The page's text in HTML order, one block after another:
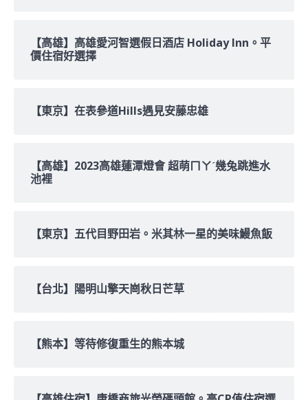
【高雄】高雄愛河智選假日酒店 Holiday Inn。平
價住宿好選擇
【東京】在表參道Hills遇見安藤忠雄
【高雄】2023高雄蓮潭燈會 超萌ㄇㄚˊ幾兔跳進水
池裡
【東京】五代目野田岩。米其林一星的美味鰻魚飯
【台北】陽明山擎天崗秋日芒草
【熊本】等待修復重生的熊本城